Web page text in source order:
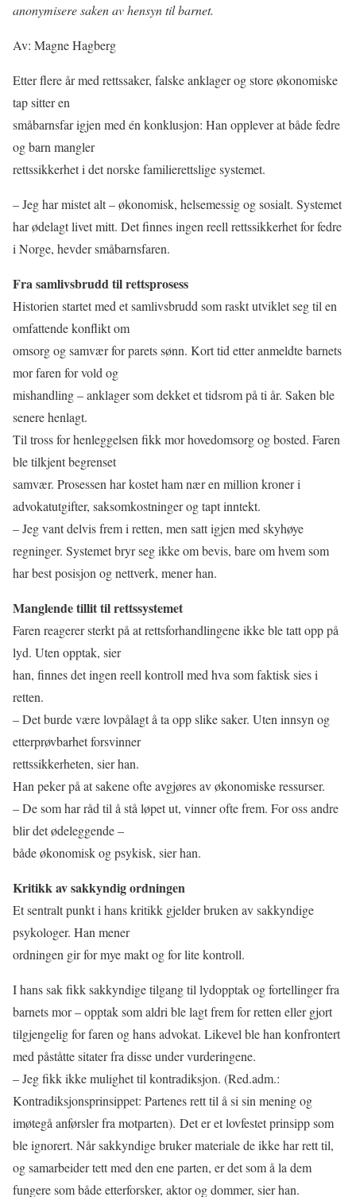
anonymisere saken av hensyn til barnet.
Av: Magne Hagberg
Etter flere år med rettssaker, falske anklager og store økonomiske
tap sitter en
småbarnsfar igjen med én konklusjon: Han opplever at både fedre
og barn mangler
rettssikkerhet i det norske familierettslige systemet.
– Jeg har mistet alt – økonomisk, helsemessig og sosialt. Systemet
har ødelagt livet mitt. Det finnes ingen reell rettssikkerhet for fedre
i Norge, hevder småbarnsfaren.
Fra samlivsbrudd til rettsprosess
Historien startet med et samlivsbrudd som raskt utviklet seg til en
omfattende konflikt om
omsorg og samvær for parets sønn. Kort tid etter anmeldte barnets
mor faren for vold og
mishandling – anklager som dekket et tidsrom på ti år. Saken ble
senere henlagt.
Til tross for henleggelsen fikk mor hovedomsorg og bosted. Faren
ble tilkjent begrenset
samvær. Prosessen har kostet ham nær en million kroner i
advokatutgifter, saksomkostninger og tapt inntekt.
– Jeg vant delvis frem i retten, men satt igjen med skyhøye
regninger. Systemet bryr seg ikke om bevis, bare om hvem som
har best posisjon og nettverk, mener han.
Manglende tillit til rettssystemet
Faren reagerer sterkt på at rettsforhandlingene ikke ble tatt opp på
lyd. Uten opptak, sier
han, finnes det ingen reell kontroll med hva som faktisk sies i
retten.
– Det burde være lovpålagt å ta opp slike saker. Uten innsyn og
etterprøvbarhet forsvinner
rettssikkerheten, sier han.
Han peker på at sakene ofte avgjøres av økonomiske ressurser.
– De som har råd til å stå løpet ut, vinner ofte frem. For oss andre
blir det ødeleggende –
både økonomisk og psykisk, sier han.
Kritikk av sakkyndig ordningen
Et sentralt punkt i hans kritikk gjelder bruken av sakkyndige
psykologer. Han mener
ordningen gir for mye makt og for lite kontroll.
I hans sak fikk sakkyndige tilgang til lydopptak og fortellinger fra
barnets mor – opptak som aldri ble lagt frem for retten eller gjort
tilgjengelig for faren og hans advokat. Likevel ble han konfrontert
med påståtte sitater fra disse under vurderingene.
– Jeg fikk ikke mulighet til kontradiksjon. (Red.adm.:
Kontradiksjonsprinsippet: Partenes rett til å si sin mening og
imøtegå anførsler fra motparten). Det er et lovfestet prinsipp som
ble ignorert. Når sakkyndige bruker materiale de ikke har rett til,
og samarbeider tett med den ene parten, er det som å la dem
fungere som både etterforsker, aktor og dommer, sier han.